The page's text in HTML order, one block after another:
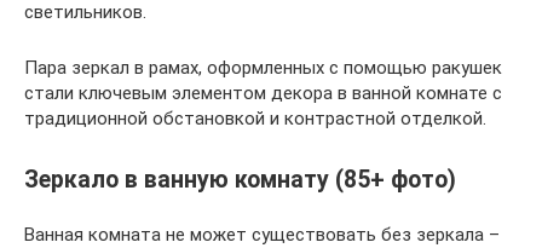
светильников.
Пара зеркал в рамах, оформленных с помощью ракушек
стали ключевым элементом декора в ванной комнате с
традиционной обстановкой и контрастной отделкой.
Зеркало в ванную комнату (85+ фото)
Ванная комната не может существовать без зеркала –